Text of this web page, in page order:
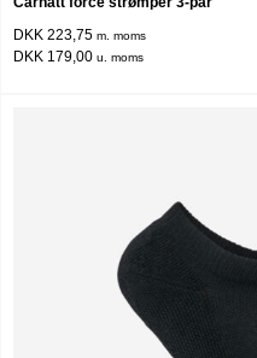
DKK 223,75 m. moms
DKK 179,00 u. moms